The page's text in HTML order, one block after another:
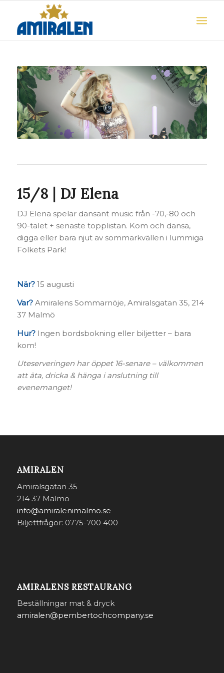
15/8 DJ Elena
DJ Elena spelar dansant music från -70,-80 och
90-talet + senaste topplistan. Kom och dansa,
digga eller bara njut av sommarkvällen i lummiga
Folkets Park!
När? 15 augusti
Var? Amiralens Sommarnöje, Amiralsgatan 35, 214
37 Malmö
Hur? Ingen bordsbokning eller biljetter – bara
kom!
Uteserveringen har öppet 16-senare – välkommen
att äta, dricka & hänga i anslutning till
evenemanget!
AMIRALEN
Amiralsgatan 35
214 37 Malmö
info@amiralenimalmo.se
Biljettfrågor: 0775-700 400
AMIRALENS RESTAURANG
Beställningar mat & dryck
amiralen@pembertochcompany.se